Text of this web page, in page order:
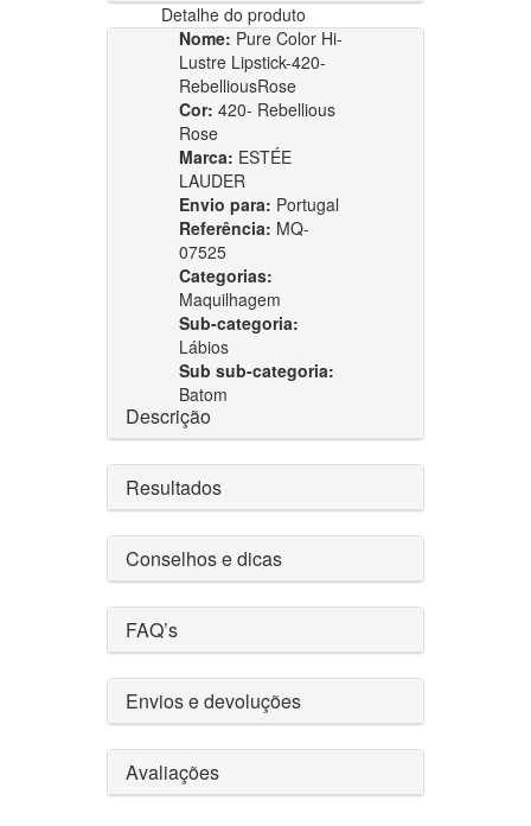
Detalhe do produto
Nome: Pure Color Hi-
Lustre Lipstick-420-
RebelliousRose
Cor: 420- Rebellious
Rose
Marca: ESTÉE
LAUDER
Envio para: Portugal
Referência: MQ-
07525
Categorias:
Maquilhagem
Sub-categoria:
Lábios
Sub sub-categoria:
Batom
Descrição
Resultados
Conselhos e dicas
FAQ’s
Envios e devoluções
Avaliações